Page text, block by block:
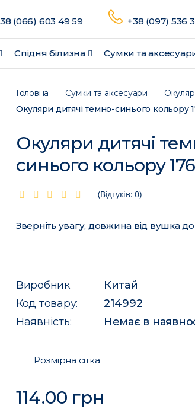
Спідня білизна Сумки та
(066) 603 49 59 +38 (097) 536
Головна Сумки та аксесуари
Окуляри дитячі темно-синього кольору
Окуляри дитячі
синього кольору
(Відгуків: 0)
Зверніть увагу, довжина від вушка
Виробник
Китай
Код товару:
214992
Наявність:
Немає в
Розмірна сітка
114.00 грн